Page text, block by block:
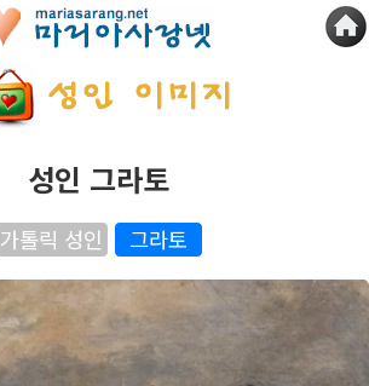
성인 그라토
가톨릭 성인 그라토